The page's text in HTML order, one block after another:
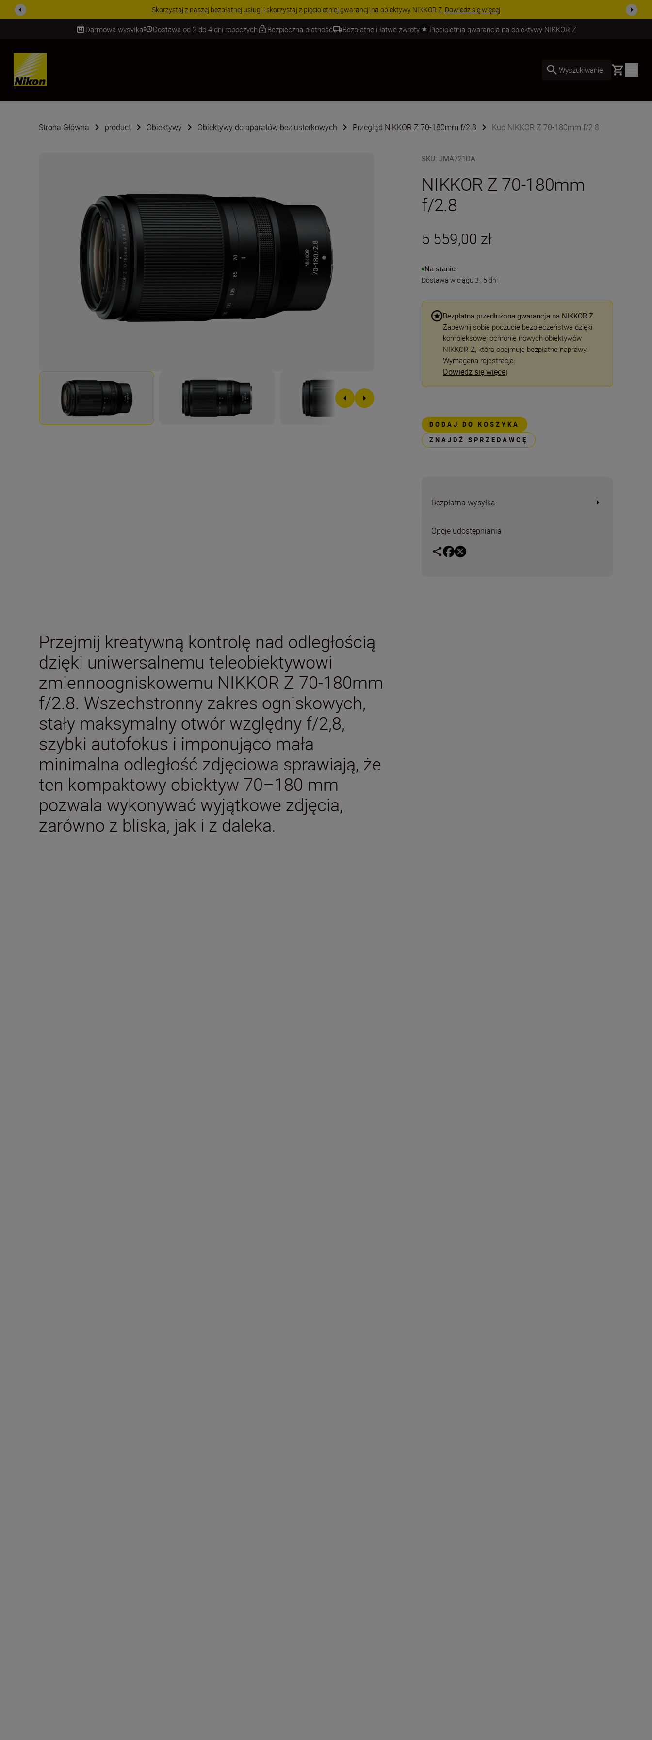
PROMOCJA NA AKCESORIA | Oszczędź 15% na wybranych akcesoriach i skompletuj swój zestaw już dzisiaj!KUP TERAZ
Darmowa wysyłka Dostawa od 2 do 4 dni roboczych Bezpieczna płatność Bezpłatne i łatwe zwroty Pięcioletnia gwarancja na obiektywy NIKKOR Z
SKIP
Wyszukiwanie Basket
Strona Główna product Obiektywy Obiektywy do aparatów bezlusterkowych Przegląd NIKKOR Z 70-180mm f/2.8 Kup NIKKOR Z 70-180mm f/2.8
SKU:JMA721DA
NIKKOR Z 70-180mm
f/2.8
5 559,00 zł
Na stanie
Dostawa w ciągu 3–5 dni
Bezpłatna przedłużona gwarancja na NIKKOR Z
Zapewnij sobie poczucie bezpieczeństwa dzięki
kompleksowej ochronie nowych obiektywów
NIKKOR Z, która obejmuje bezpłatne naprawy.
Wymagana rejestracja.
Dowiedz się więcej
DODAJ DO KOSZYKA
ZNAJDŹ SPRZEDAWCĘ
Bezpłatna wysyłka
Opcje udostępniania
Przejmij kreatywną kontrolę nad odległością
dzięki uniwersalnemu teleobiektywowi
zmiennoogniskowemu NIKKOR Z 70-180mm
f/2.8. Wszechstronny zakres ogniskowych,
stały maksymalny otwór względny f/2,8,
szybki autofokus i imponująco mała
minimalna odległość zdjęciowa sprawiają, że
ten kompaktowy obiektyw 70–180 mm
pozwala wykonywać wyjątkowe zdjęcia,
zarówno z bliska, jak i z daleka.